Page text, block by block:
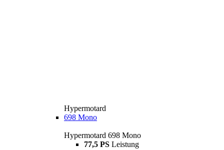
Hypermotard
698 Mono
Hypermotard 698 Mono
77,5 PS Leistung